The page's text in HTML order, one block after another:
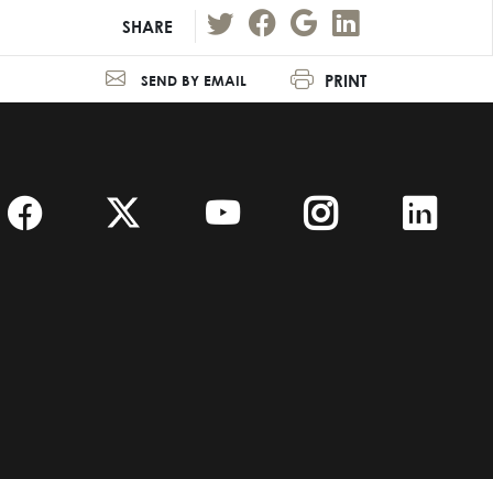
SHARE
SEND BY EMAIL PRINT